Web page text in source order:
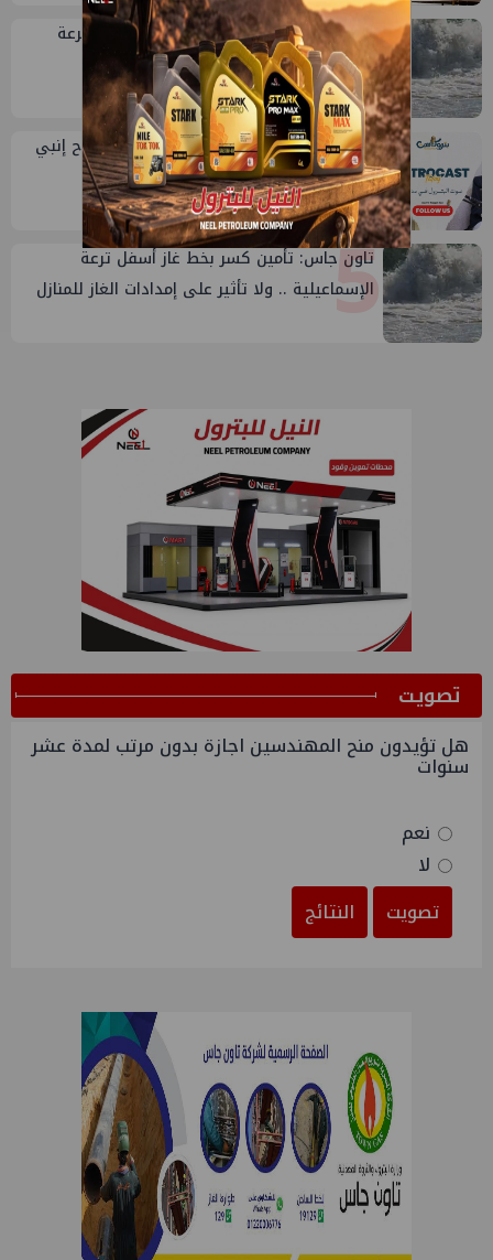
3
تاون جاس تسيطر علي كسر ماسورة في ترعة
الإسماعيلية
4
طارق محمد عبدالحافظ يتحدث عن قصة نجاح إنبي
في بتروكاست
5
تاون جاس: تأمين كسر بخط غاز أسفل ترعة
الإسماعيلية .. ولا تأثير على إمدادات الغاز للمنازل
ﺗﺼﻮﻳﺖ
هل تؤيدون منح المهندسين اجازة بدون مرتب لمدة عشر
سنوات
نعم
لا
تصويت
النتائج